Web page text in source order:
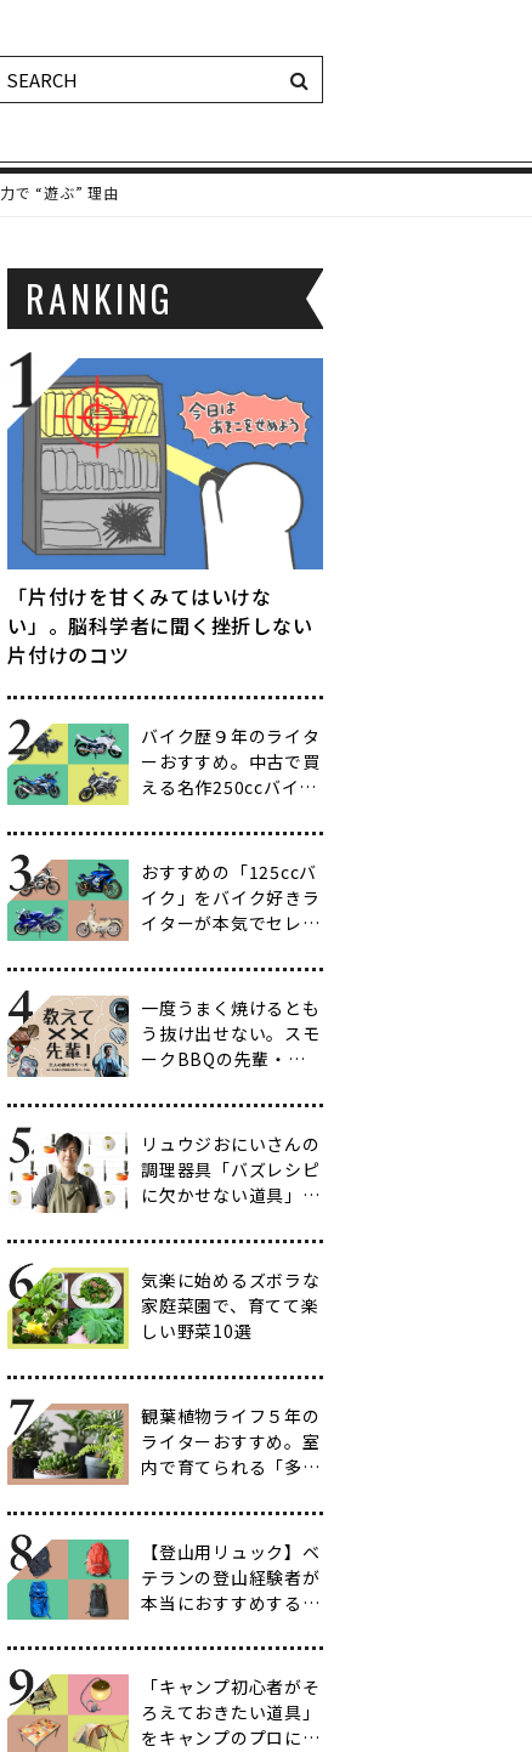
で “遊ぶ” 理由
RANKING
「片付けを甘くみてはいけな
い」。脳科学者に聞く挫折しない
片付けのコツ
バイク歴９年のライタ
ーおすすめ。中古で買
える名作250ccバイク
からベテラン向けま
で】
おすすめの「125ccバ
イク」をバイク好きラ
イターが本気でセレク
一度うまく焼けるとも
う抜け出せない。スモ
ークBBQの先輩・渋
だわりのアイテム20
選
リュウジおにいさんの
調理器具「バズレシピ
に欠かせない道具」５
気楽に始めるズボラな
家庭菜園で、育てて楽
しい野菜10選
観葉植物ライフ５年の
ライターおすすめ。室
内で育てられる「多肉
育て方も紹介】
【登山用リュック】ベ
テランの登山経験者が
本当におすすめする容
選
「キャンプ初心者がそ
ろえておきたい道具」
をキャンプのプロに聞